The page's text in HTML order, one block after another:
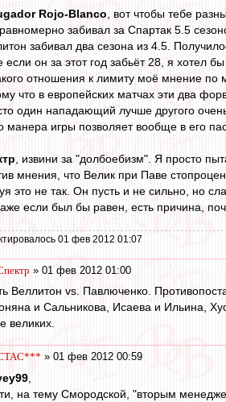
Rojo-Blanco, вот чтобы тебе
забивал за Спартак 5.5
забивал два сезона из 4.5.
если он за этот год забьёт 28, я хотел
отношения к лимиту моё мнение по
что в европейских матчах эти два
один нападающий лучше другого
манера игры позволяет вообще в его
, извини за "долбоебизм". Я просто
мнения, что Велик при Паве
это не так. Он пусть и не сильно, но
если был бы равен, есть причина,
01 фев 2012 01:07
» 01 фев 2012 01:00
Веллитон vs. Павлюченко.
и Сальникова, Исаева и Ильина,
великих.
» 01 фев 2012 00:59
на тему Смородской, "вторым